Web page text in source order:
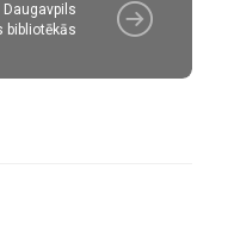
bibliotēkās